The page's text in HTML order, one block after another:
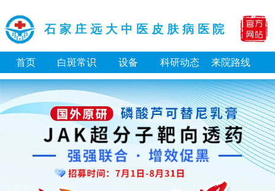
石家庄远大中医皮肤病医院
首页 白斑常识 设备 科研动态 来院路线